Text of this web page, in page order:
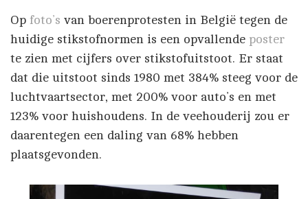
Op foto’s van boerenprotesten in België tegen de
huidige stikstofnormen is een opvallende poster
te zien met cijfers over stikstofuitstoot. Er staat
dat die uitstoot sinds 1980 met 384% steeg voor de
luchtvaartsector, met 200% voor auto’s en met
123% voor huishoudens. In de veehouderij zou er
daarentegen een daling van 68% hebben
plaatsgevonden.